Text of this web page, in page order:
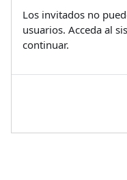
Los invitados no
usuarios. Acceda al
continuar.